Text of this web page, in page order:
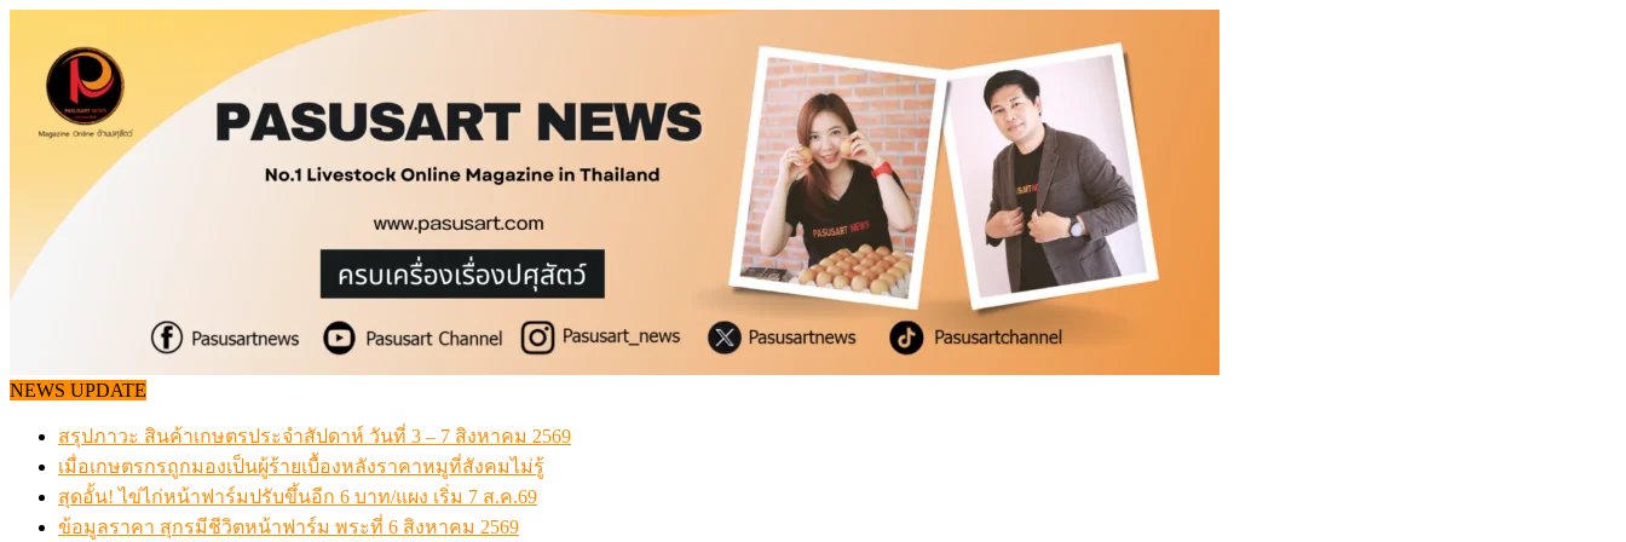
content
NEWS UPDATE
สรุปภาวะ สินค้าเกษตรประจำสัปดาห์ วันที่ 3 – 7 สิงหาคม 2569
เมื่อเกษตรกรถูกมองเป็นผู้ร้ายเบื้องหลังราคาหมูที่สังคมไม่รู้
สุดอั้น! ไข่ไก่หน้าฟาร์มปรับขึ้นอีก 6 บาท/แผง เริ่ม 7 ส.ค.69
ข้อมูลราคา สุกรมีชีวิตหน้าฟาร์ม พระที่ 6 สิงหาคม 2569